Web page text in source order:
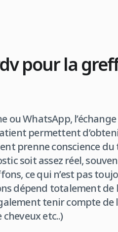
pour la
ou WhatsApp,
permettent
prenne conscience
soit assez réel,
ce qui n’est pas
dépend totalement de
tenir compte de
etc..)